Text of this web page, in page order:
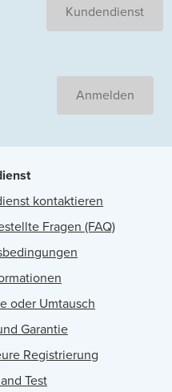
Kundendienst
Anmelden
kontaktieren
Fragen (FAQ)
oder Umtausch
Garantie
Registrierung
Test